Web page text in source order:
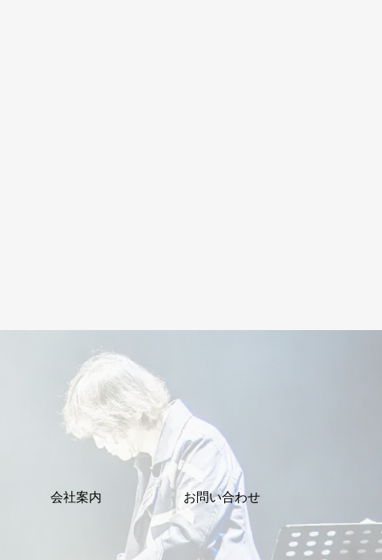
会社案内 お問い合わせ